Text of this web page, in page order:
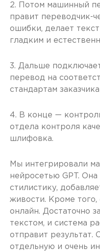
2. Потом машинный
правит переводчик-
ошибки, делает
гладким и
3. Дальше
перевод на
стандартам
4. В конце —
отдела контроля
шлифовка.
Мы интегрировали
нейросетью GPT.
стилистику,
живости. Кроме
онлайн. Достаточно
текстом, и система
отправит результат.
отдельную и очень